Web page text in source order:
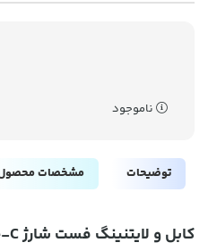
ناموجود
توضیحات مشخصات